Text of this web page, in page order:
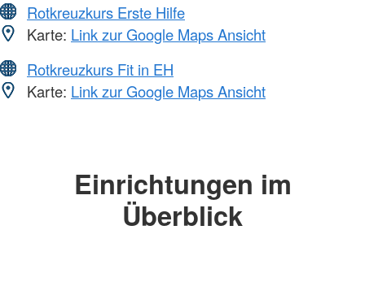
Rotkreuzkurs Erste Hilfe
Karte: Link zur Google Maps Ansicht
Rotkreuzkurs Fit in EH
Karte: Link zur Google Maps Ansicht
Einrichtungen im
Überblick